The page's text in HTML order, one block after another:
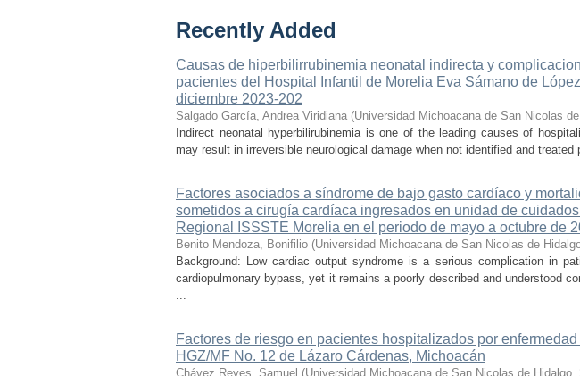
Recently Added
Causas de hiperbilirrubinemia neonatal indirecta y
pacientes del Hospital Infantil de Morelia Eva Sámano de
diciembre 2023-202
Salgado García, Andrea Viridiana (Universidad Michoacana de San Nicolas
Indirect neonatal hyperbilirubinemia is one of the leading causes of
may result in irreversible neurological damage when not identified and
Factores asociados a síndrome de bajo gasto cardíaco y
sometidos a cirugía cardíaca ingresados en unidad de
Regional ISSSTE Morelia en el periodo de mayo a octubre de
Benito Mendoza, Bonifilio (Universidad Michoacana de San Nicolas de
Background: Low cardiac output syndrome is a serious complication in
cardiopulmonary bypass, yet it remains a poorly described and understood
...
Factores de riesgo en pacientes hospitalizados por
HGZ/MF No. 12 de Lázaro Cárdenas, Michoacán
Chávez Reyes, Samuel (Universidad Michoacana de San Nicolas de Hidalgo,